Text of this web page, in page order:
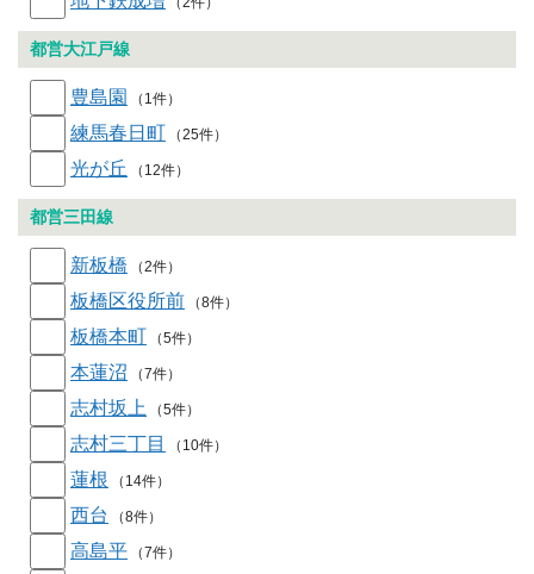
都営大江戸線
豊島園 （1件）
練馬春日町 （25件）
光が丘 （12件）
都営三田線
新板橋 （2件）
板橋区役所前 （8件）
板橋本町 （5件）
本蓮沼 （7件）
志村坂上 （5件）
志村三丁目 （10件）
蓮根 （14件）
西台 （8件）
高島平 （7件）